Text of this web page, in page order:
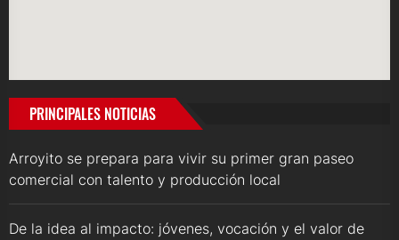
PRINCIPALES NOTICIAS
Arroyito se prepara para vivir su primer gran paseo
comercial con talento y producción local
De la idea al impacto: jóvenes, vocación y el valor de